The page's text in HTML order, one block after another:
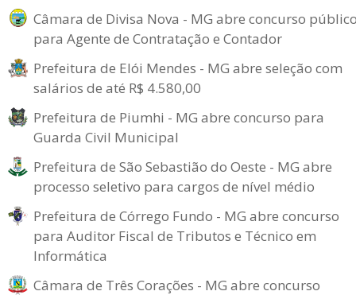
Câmara de Divisa Nova - MG abre concurso
para Agente de Contratação e Contador
Prefeitura de Elói Mendes - MG abre seleção com
salários de até R$ 4.580,00
Prefeitura de Piumhi - MG abre concurso para
Guarda Civil Municipal
Prefeitura de São Sebastião do Oeste - MG abre
processo seletivo para cargos de nível médio
Prefeitura de Córrego Fundo - MG abre concurso
para Auditor Fiscal de Tributos e Técnico em
Informática
Câmara de Três Corações - MG abre concurso